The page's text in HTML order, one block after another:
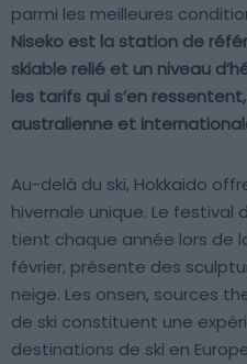
parmi les meilleures
Niseko est la station de
skiable relié et un niveau
les tarifs qui s’en
australienne et
Au-delà du ski, Hokkaido
hivernale unique. Le festival
tient chaque année lors de
février, présente des
neige. Les onsen, sources
de ski constituent une
destinations de ski en